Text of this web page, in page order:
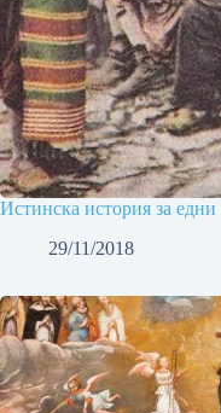
Истинска история за едни
29/11/2018